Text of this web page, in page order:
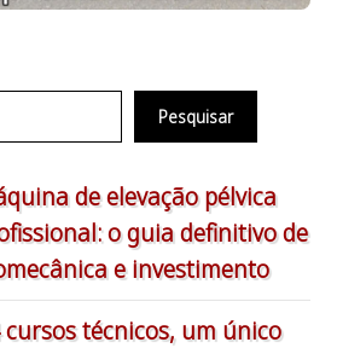
Pesquisar
de elevação pélvica
o guia definitivo de
e investimento
cursos técnicos, um único